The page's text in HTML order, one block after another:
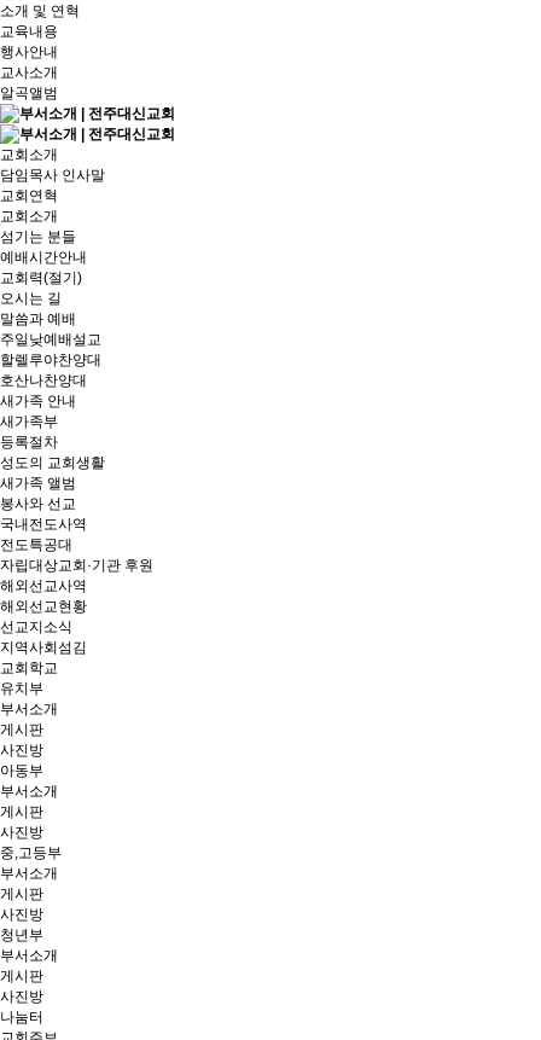
소개 및 연혁
교육내용
행사안내
교사소개
알곡앨범
교회소개
담임목사 인사말
교회연혁
교회소개
섬기는 분들
예배시간안내
교회력(절기)
오시는 길
말씀과 예배
주일낮예배설교
할렐루야찬양대
호산나찬양대
새가족 안내
새가족부
등록절차
성도의 교회생활
새가족 앨범
봉사와 선교
국내전도사역
전도특공대
자립대상교회·기관 후원
해외선교사역
해외선교현황
선교지소식
지역사회섬김
교회학교
유치부
부서소개
게시판
사진방
아동부
부서소개
게시판
사진방
중,고등부
부서소개
게시판
사진방
청년부
부서소개
게시판
사진방
나눔터